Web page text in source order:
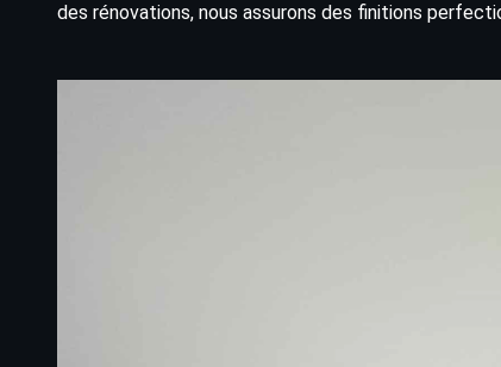
des rénovations, nous assurons des finitions